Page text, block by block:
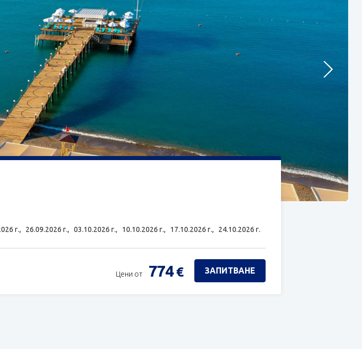
г., 26.09.2026 г.,03.10.2026 г., 10.10.2026 г., 17.10.2026 г., 24.10.2026 г.
Цени от 774 € ЗАПИТВАНЕ